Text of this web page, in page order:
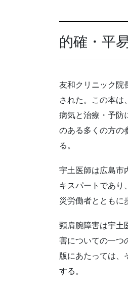
的確・平
友和クリニック院
された。この本は
病気と治療・予防
のある多くの方の
る。
宇土医師は広島市
キスパートであり
災労働者とともに
頸肩腕障害は宇土
害についての一つ
版にあたっては、
する。